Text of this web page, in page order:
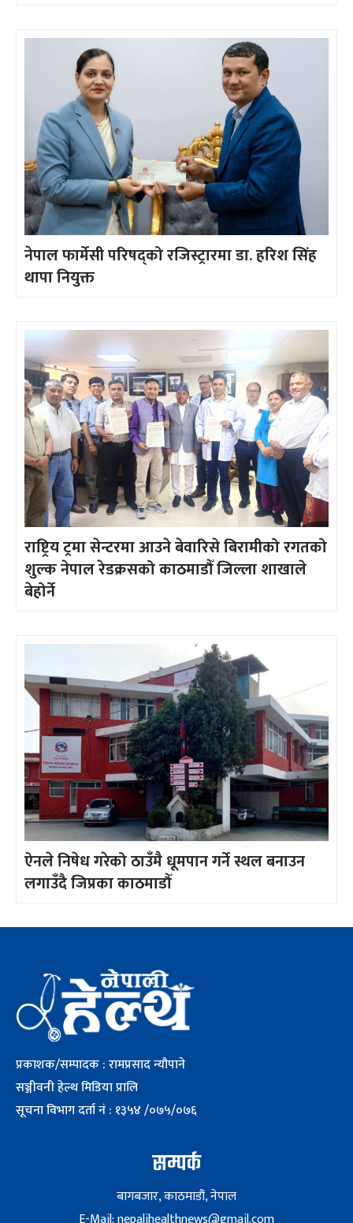
नेपाल फार्मेसी परिषद्को रजिस्ट्रारमा डा. हरिश सिंह
थापा नियुक्त
राष्ट्रिय ट्रमा सेन्टरमा आउने बेवारिसे बिरामीको रगतको
शुल्क नेपाल रेडक्रसको काठमाडौँ जिल्ला शाखाले
बेहोर्ने
ऐनले निषेध गरेको ठाउँमै धूमपान गर्ने स्थल बनाउन
लगाउँदै जिप्रका काठमाडौँ
प्रकाशक/सम्पादक : रामप्रसाद न्यौपाने
सञ्जीवनी हेल्थ मिडिया प्रालि
सूचना विभाग दर्ता नं : १३५४ /०७५/०७६
सम्पर्क
बागबजार, काठमाडौं, नेपाल